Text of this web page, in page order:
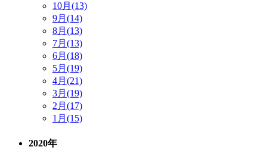
10月(13)
9月(14)
8月(13)
7月(13)
6月(18)
5月(19)
4月(21)
3月(19)
2月(17)
1月(15)
2020年